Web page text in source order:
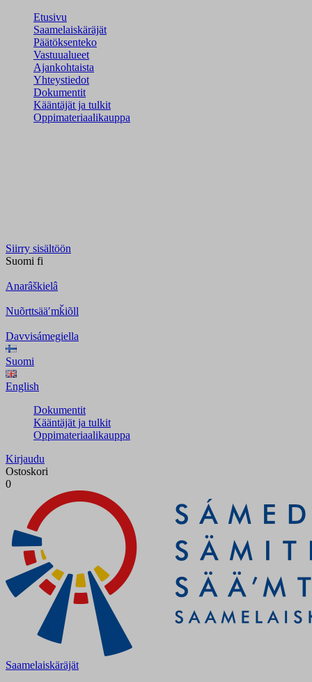
Etusivu
Saamelaiskäräjät
Päätöksenteko
Vastuualueet
Ajankohtaista
Yhteystiedot
Dokumentit
Kääntäjät ja tulkit
Oppimateriaalikauppa
Siirry sisältöön
Suomi fi
Anarâškielâ
Nuõrttsääʹmǩiõll
Davvisámegiella
Suomi
English
Dokumentit
Kääntäjät ja tulkit
Oppimateriaalikauppa
Kirjaudu
Ostoskori
0
Saamelaiskäräjät